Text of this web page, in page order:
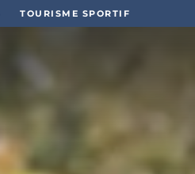
TOURISME SPORTIF